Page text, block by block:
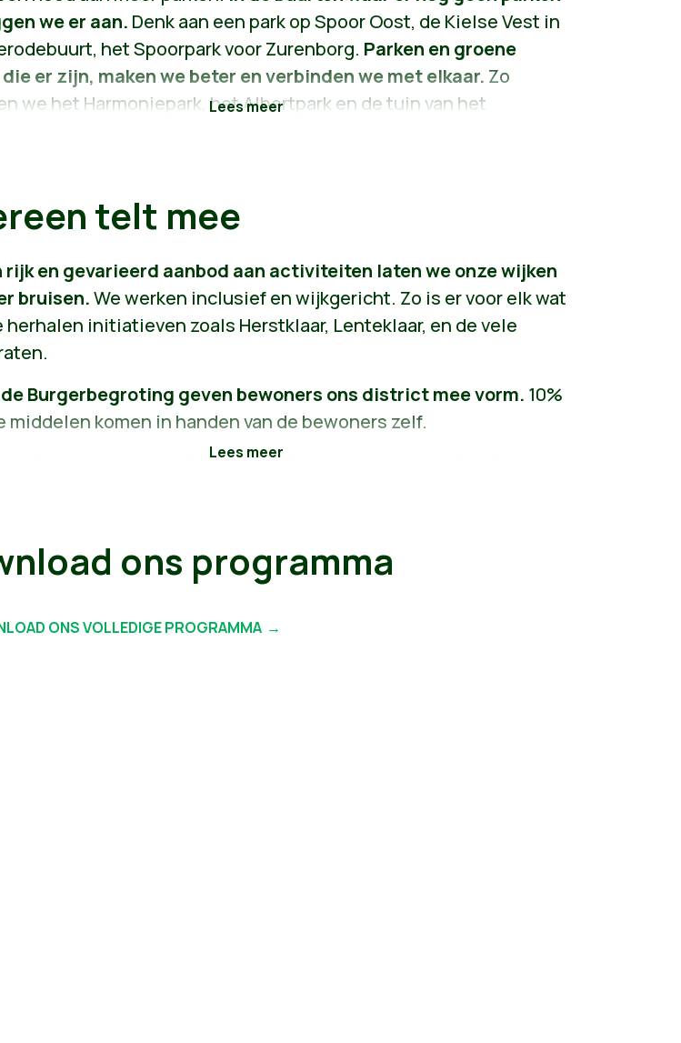
we er aan. Denk aan een park op Spoor Oost, de Kielse Vest in
het Spoorpark voor Zurenborg. Parken en groene
er zijn, maken we beter en verbinden we met elkaar. Zo
we het Harmoniepark, het Albertpark en de tuin van het
we samen met de bewoners.
het beton in onze wijken zodat regenwater beter infiltreert en
beter afkoelt tijdens hitteperiodes. We planten bomen die
tot groene monumenten en natuurlijke airco's.Zo maken
straten fijner, mooier en beter aangepast aan de
telt mee
rijk en gevarieerd aanbod aan activiteiten laten we onze wijken
bruisen.We werken inclusief en wijkgericht. Zo is er voor elk wat
herhalen initiatieven zoals Herstklaar, Lenteklaar, en de vele
Burgerbegroting geven bewoners ons district mee vorm. 10%
middelen komen in handen van de bewoners zelf.
tarieven voor minder begoede bewoners en meer kunst in de
sociale netwerken van onze bewoners te versterken,
meer mensen uit de eenzaamheid.
ons programma
ONS VOLLEDIGE PROGRAMMA